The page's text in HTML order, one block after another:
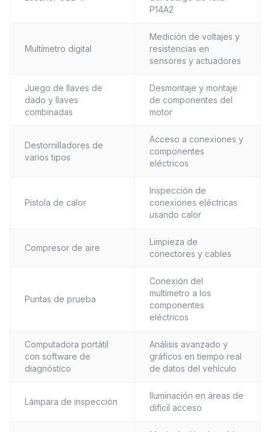
P14A2
Multímetro digital
Medición de voltajes y
resistencias en
sensores y actuadores
Juego de llaves de
dado y llaves
combinadas
Desmontaje y montaje
de componentes del
motor
Destornilladores de
varios tipos
Acceso a conexiones y
componentes
eléctricos
Pistola de calor
Inspección de
conexiones eléctricas
usando calor
Compresor de aire
Limpieza de
conectores y cables
Puntas de prueba
Conexión del
multímetro a los
componentes
eléctricos
Computadora portátil
con software de
diagnóstico
Análisis avanzado y
gráficos en tiempo real
de datos del vehículo
Lámpara de inspección
Iluminación en áreas de
difícil acceso